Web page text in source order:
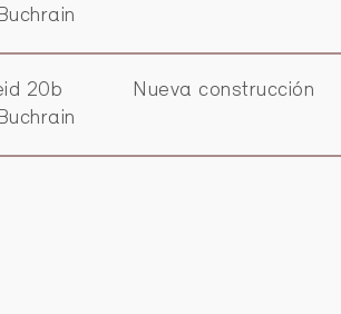
20b
Nueva construcción